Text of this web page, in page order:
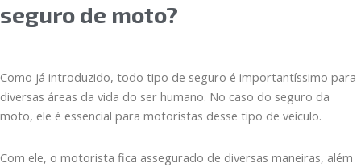
seguro de moto?
Como já introduzido, todo tipo de seguro é importantíssimo para
diversas áreas da vida do ser humano. No caso do seguro da
moto, ele é essencial para motoristas desse tipo de veículo.
Com ele, o motorista fica assegurado de diversas maneiras, além